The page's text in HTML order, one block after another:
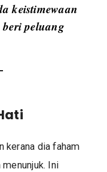
keistimewaan
peluang
kerana dia faham
Ini